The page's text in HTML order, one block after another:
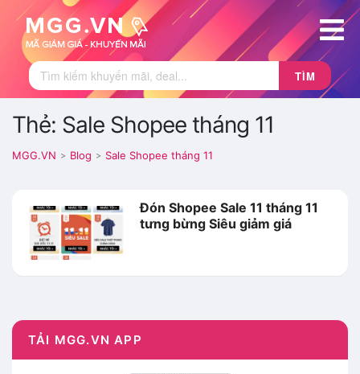
TÌM
Thẻ: Sale Shopee tháng 11
MGG.VN > Blog > Sale Shopee tháng 11
Đón Shopee Sale 11 tháng 11
tưng bừng Siêu giảm giá
TẢI MGG.VN APP